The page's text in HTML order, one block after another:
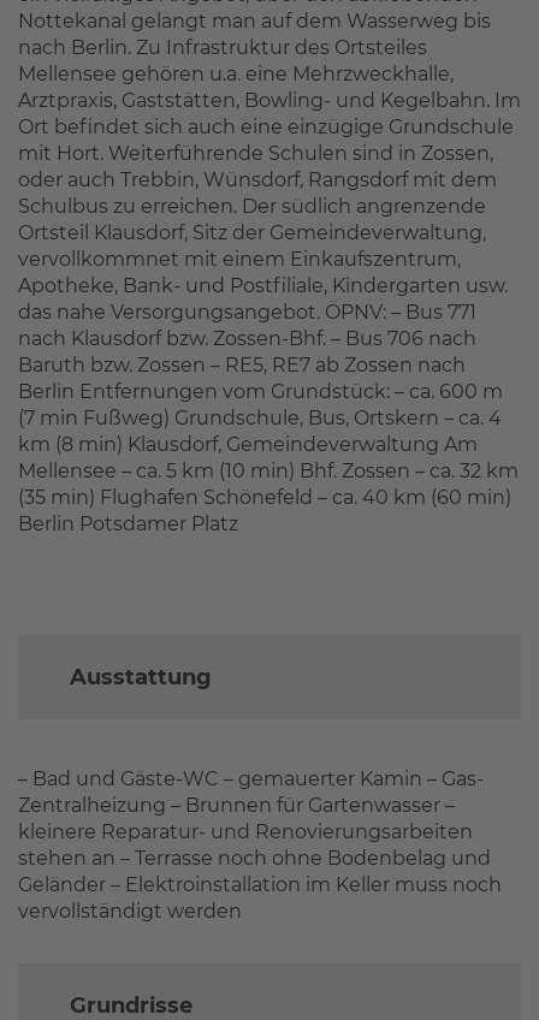
Nottekanal gelangt man auf dem Wasserweg bis
nach Berlin. Zu Infrastruktur des Ortsteiles
Mellensee gehören u.a. eine Mehrzweckhalle,
Arztpraxis, Gaststätten, Bowling- und Kegelbahn. Im
Ort befindet sich auch eine einzügige Grundschule
mit Hort. Weiterführende Schulen sind in Zossen,
oder auch Trebbin, Wünsdorf, Rangsdorf mit dem
Schulbus zu erreichen. Der südlich angrenzende
Ortsteil Klausdorf, Sitz der Gemeindeverwaltung,
vervollkommnet mit einem Einkaufszentrum,
Apotheke, Bank- und Postfiliale, Kindergarten usw.
das nahe Versorgungsangebot. ÖPNV: – Bus 771
nach Klausdorf bzw. Zossen-Bhf. – Bus 706 nach
Baruth bzw. Zossen – RE5, RE7 ab Zossen nach
Berlin Entfernungen vom Grundstück: – ca. 600 m
(7 min Fußweg) Grundschule, Bus, Ortskern – ca. 4
km (8 min) Klausdorf, Gemeindeverwaltung Am
Mellensee – ca. 5 km (10 min) Bhf. Zossen – ca. 32 km
(35 min) Flughafen Schönefeld – ca. 40 km (60 min)
Berlin Potsdamer Platz
Ausstattung
– Bad und Gäste-WC – gemauerter Kamin – Gas-
Zentralheizung – Brunnen für Gartenwasser –
kleinere Reparatur- und Renovierungsarbeiten
stehen an – Terrasse noch ohne Bodenbelag und
Geländer – Elektroinstallation im Keller muss noch
vervollständigt werden
Grundrisse